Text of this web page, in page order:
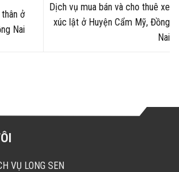
ở
Nai
Dịch vụ mua bán và cho thuê xe
xúc lật ở Huyện Cẩm Mỹ, Đồng
Nai
VỤ LONG SEN